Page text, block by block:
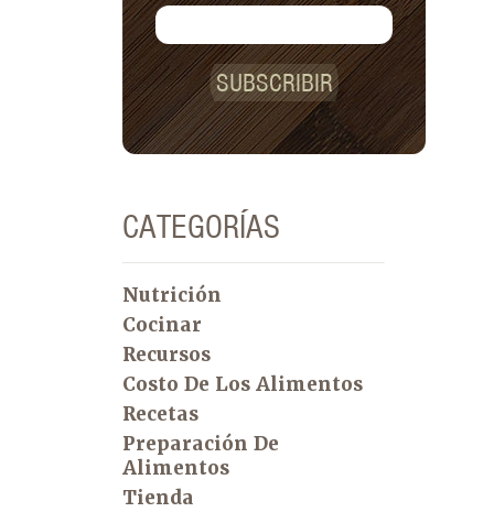
SUBSCRIBIR
CATEGORÍAS
Nutrición
Cocinar
Recursos
Costo De Los Alimentos
Recetas
Preparación De
Alimentos
Tienda